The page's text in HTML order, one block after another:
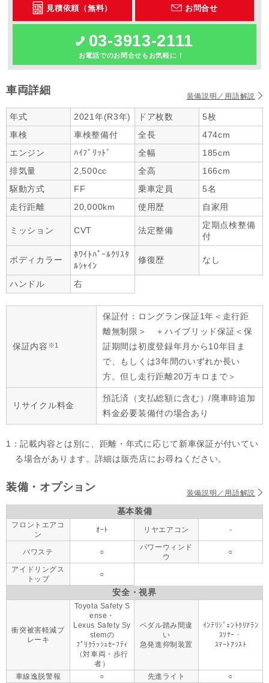
見積依頼（無料） お問合せ
03-3913-2111
お電話でのお問合せもお気軽に！
車両詳細 装備説明／用語解説
年式 2021年(R3年) ドア枚数
5枚
車検
車検整備付 全長
474cm
エンジン
ﾊｲﾌﾞﾘｯﾄﾞ 全幅
185cm
排気量
2,500cc 全高
166cm
駆動方式
FF 乗車定員
5名
走行距離
20,000km 使用歴 自家用
ミッション CVT 法定整備
定期点検整備
付
ボディカラー
ﾎﾜｲﾄﾊﾟｰﾙｸﾘｽﾀ
ﾙｼｬｲﾝ
修復歴 なし
ハンドル 右
保証内容 ※1
保証付：ロングラン保証1年＜走行距
離無制限＞ ＋ハイブリッド保証＜保
証期間は初度登録年月から10年目ま
で、もしくは3年間のいずれか長い
方。但し走行距離20万キロまで＞
リサイクル料金
預託済（支払総額に含む）/廃車時追加
料金必要装備付の場合あり
1：記載内容とは別に、距離・年式に応じて新車保証が付いてい
る場合があります。詳細は販売店にお尋ねください。
装備・オプション 装備説明／用語解説
基本装備
フロントエアコ
ン
ｵｰﾄ リヤエアコン -
パワステ ○
パワーウィンド
ウ
○
アイドリングス
トップ
○
安全・視界
衝突被害軽減ブ
レーキ
Toyota Safety S
ense・
Lexus Safety Sy
stemの
ﾌﾟﾘｸﾗｯｼｭｾｰﾌﾃｨ
（対車両・歩行
者）
ペダル踏み間違
い
急発進抑制装置
ｲﾝﾃﾘｼﾞｪﾝﾄｸﾘｱﾗﾝ
ｽｿﾅｰ・
ｽﾏｰﾄｱｼｽﾄ
車線逸脱警報 ○ 先進ライト ○